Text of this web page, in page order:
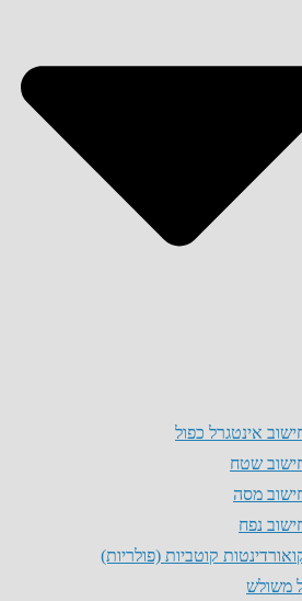
אינטגרל כפול
שטח
מסה
נפח
קוטביות (פולריות)
משולש